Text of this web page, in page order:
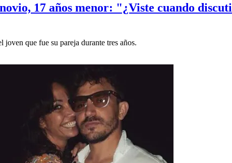
17 años menor: "¿Viste cuando
que fue su pareja durante tres años.